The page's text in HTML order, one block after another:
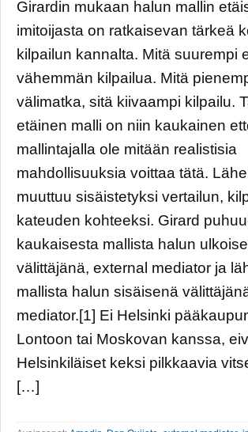
Girardin mukaan halun mallin
imitoijasta on ratkaisevan tärkeä
kilpailun kannalta. Mitä suurempi
vähemmän kilpailua. Mitä
välimatka, sitä kiivaampi kilpailu.
etäinen malli on niin kaukainen
mallintajalla ole mitään realistisia
mahdollisuuksia voittaa tätä.
muuttuu sisäistetyksi vertailun,
kateuden kohteeksi. Girard
kaukaisesta mallista halun
välittäjänä, external mediator ja
mallista halun sisäisenä
mediator.[1] Ei Helsinki
Lontoon tai Moskovan kanssa,
Helsinkiläiset keksi pilkkaavia
[…]